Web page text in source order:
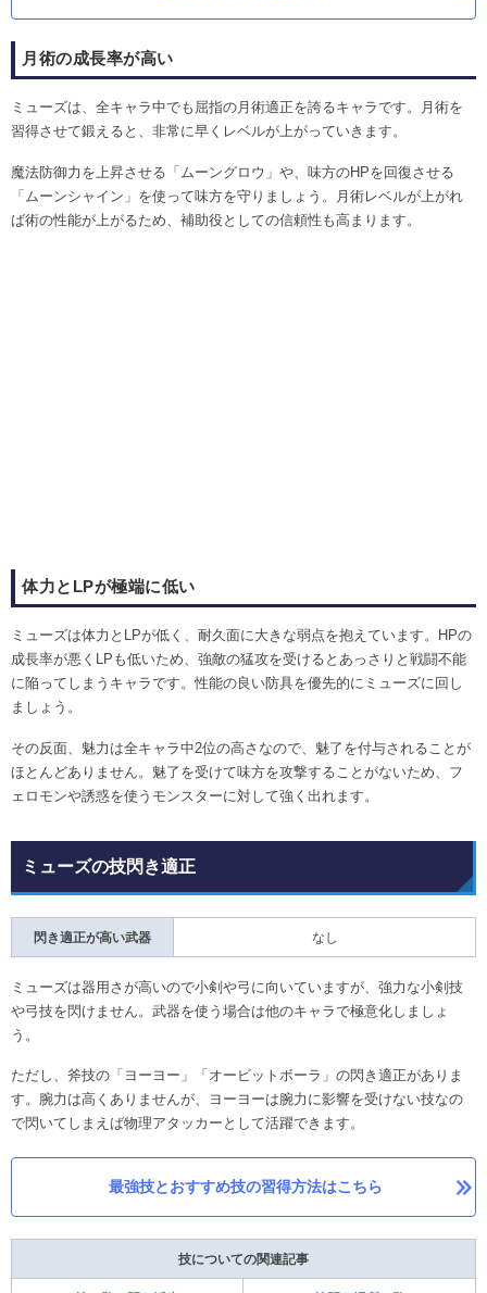
月術の成長率が高い
ミューズは、全キャラ中でも屈指の月術適正を誇るキャラです。月術を
習得させて鍛えると、非常に早くレベルが上がっていきます。
魔法防御力を上昇させる「ムーングロウ」や、味方のHPを回復させる
「ムーンシャイン」を使って味方を守りましょう。月術レベルが上がれ
ば術の性能が上がるため、補助役としての信頼性も高まります。
体力とLPが極端に低い
ミューズは体力とLPが低く、耐久面に大きな弱点を抱えています。HPの
成長率が悪くLPも低いため、強敵の猛攻を受けるとあっさりと戦闘不能
に陥ってしまうキャラです。性能の良い防具を優先的にミューズに回し
ましょう。
その反面、魅力は全キャラ中2位の高さなので、魅了を付与されることが
ほとんどありません。魅了を受けて味方を攻撃することがないため、フ
ェロモンや誘惑を使うモンスターに対して強く出れます。
ミューズの技閃き適正
閃き適正が高い武器 なし
ミューズは器用さが高いので小剣や弓に向いていますが、強力な小剣技
や弓技を閃けません。武器を使う場合は他のキャラで極意化しましょ
う。
ただし、斧技の「ヨーヨー」「オービットボーラ」の閃き適正がありま
す。腕力は高くありませんが、ヨーヨーは腕力に影響を受けない技なの
で閃いてしまえば物理アタッカーとして活躍できます。
最強技とおすすめ技の習得方法はこちら
技についての関連記事